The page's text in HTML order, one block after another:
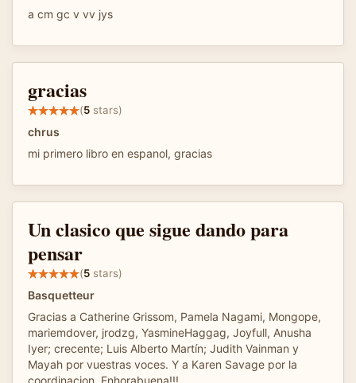
a cm gc v vv jys
gracias
(5 stars)
chrus
mi primero libro en espanol, gracias
Un clasico que sigue dando para
pensar
(5 stars)
Basquetteur
Gracias a Catherine Grissom, Pamela Nagami, Mongope,
mariemdover, jrodzg, YasmineHaggag, Joyfull, Anusha
Iyer; crecente; Luis Alberto Martín; Judith Vainman y
Mayah por vuestras voces. Y a Karen Savage por la
coordinacion. Enhorabuena!!!